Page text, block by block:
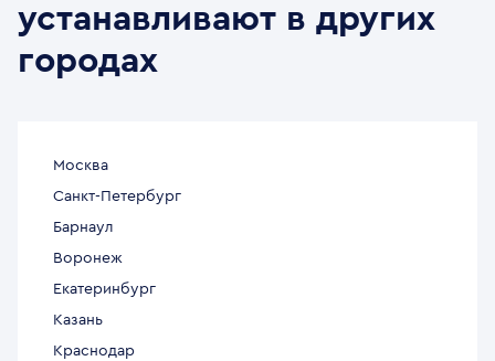
устанавливают в других
городах
Москва
Санкт-Петербург
Барнаул
Воронеж
Екатеринбург
Казань
Краснодар